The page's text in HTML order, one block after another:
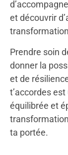
et découvrir
Prendre soin
donner la
et de
t’accordes
équilibrée et
ta portée.